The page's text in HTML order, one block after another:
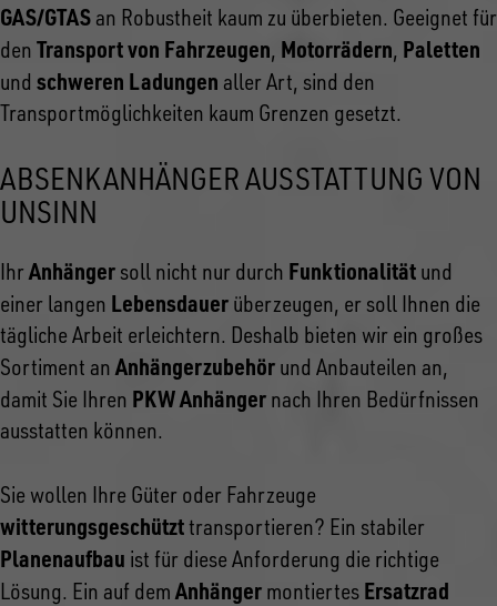
GAS/GTAS an Robustheit kaum zu überbieten. Geeignet für
den Transport von Fahrzeugen, Motorrädern, Paletten
und schweren Ladungen aller Art, sind den
Transportmöglichkeiten kaum Grenzen gesetzt.
ABSENKANHÄNGER AUSSTATTUNG VON
UNSINN
IhrAnhänger soll nicht nur durch Funktionalität und
einer langen Lebensdauer überzeugen, er soll Ihnen die
tägliche Arbeit erleichtern. Deshalb bieten wir ein großes
Sortiment an Anhängerzubehör und Anbauteilen an,
damit Sie Ihren PKW Anhänger nach Ihren Bedürfnissen
ausstatten können.
Sie wollen Ihre Güter oder Fahrzeuge
witterungsgeschützttransportieren? Ein stabiler
Planenaufbau ist für diese Anforderung die richtige
Lösung. Ein auf dem Anhänger montiertes Ersatzrad